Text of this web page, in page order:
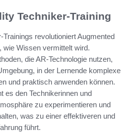
Techniker-Training
revolutioniert Augmented
wie Wissen vermittelt wird.
die AR-Technologie nutzen,
in der Lernende komplexe
und praktisch anwenden können.
es den Technikerinnen und
zu experimentieren und
was zu einer effektiveren und
führt.